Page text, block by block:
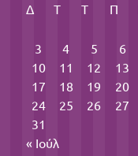
Δ
Τ Τ Π
3
4 5 6
10
11 12 13
17
18 19 20
24
25 26 27
31
« Ιούλ